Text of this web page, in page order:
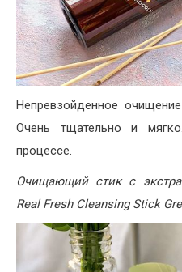
Непревзойденное
Очень тщательно и
процессе.
Очищающий стик с
Real Fresh Cleansing Stick